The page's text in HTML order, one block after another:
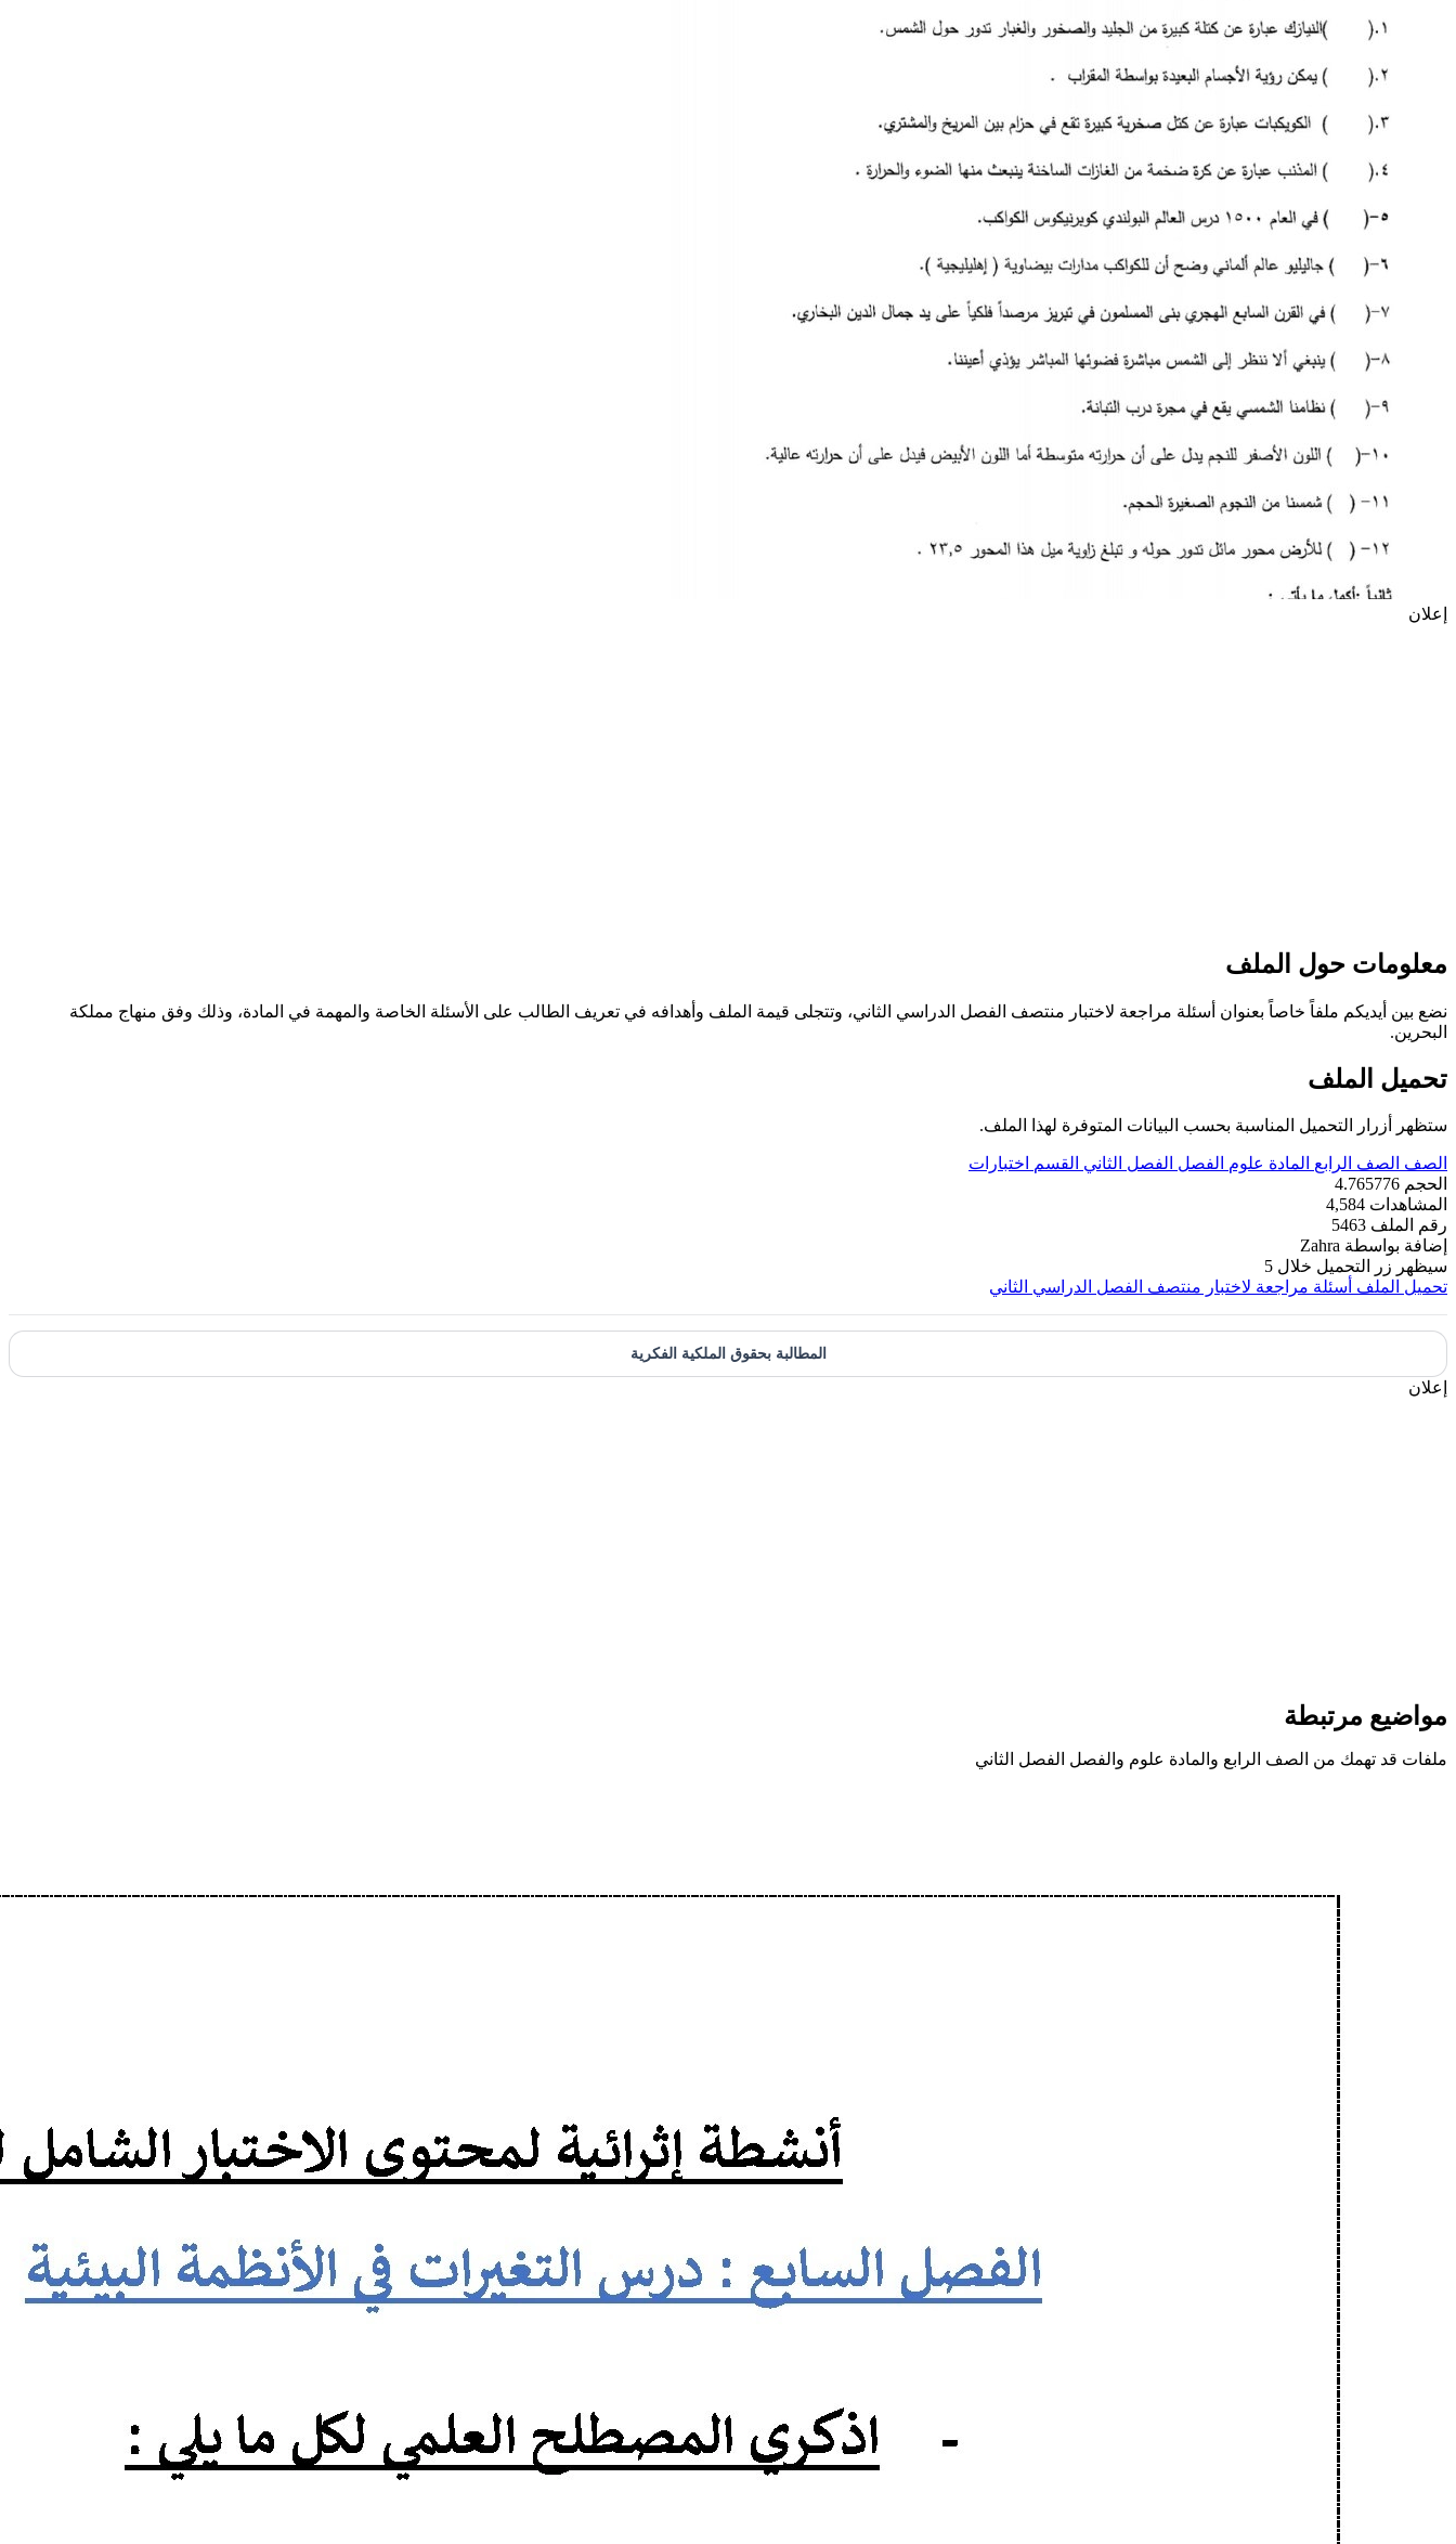
إعلان
معلومات حول الملف
نضع بين أيديكم ملفاً خاصاً بعنوان أسئلة مراجعة لاختبار منتصف الفصل الدراسي الثاني، وتتجلى قيمة الملف وأهدافه في تعريف الطالب على الأسئلة الخاصة والمهمة في المادة، وذلك وفق منهاج مملكة
البحرين.
تحميل الملف
ستظهر أزرار التحميل المناسبة بحسب البيانات المتوفرة لهذا الملف.
الصف الصف الرابع المادة علوم الفصل الفصل الثاني القسم اختبارات
الحجم 4.765776
المشاهدات 4,584
رقم الملف 5463
إضافة بواسطة Zahra
سيظهر زر التحميل خلال 5
تحميل الملف أسئلة مراجعة لاختبار منتصف الفصل الدراسي الثاني
المطالبة بحقوق الملكية الفكرية
إعلان
مواضيع مرتبطة
ملفات قد تهمك من الصف الرابع والمادة علوم والفصل الفصل الثاني